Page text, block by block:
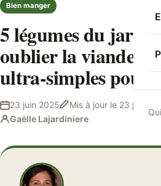
Bien manger
5 légumes du
oublier la viande +
ultra-simples pour
23 juin 2025 Mis à jour le 23 juin
Gaëlle Lajardiniere